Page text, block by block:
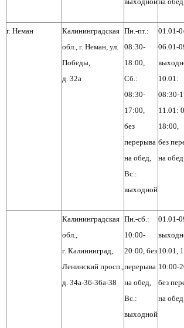
г. Неман
Калининградская
обл., г. Неман, ул.
Победы,
д. 32а
Пн.-пт.:
08:30-
18:00,
Сб.:
08:30-
17:00,
без
перерыва
на обед,
Вс.:
выходной
01.01-
06.01-
10.01:
08:30-
11.01:
18:00,
без
на обед
Калининградская
обл.,
г. Калининград,
Ленинский просп.,
д. 34а-36-36а-38
Пн.-сб.:
10:00-
20:00, без
перерыва
на обед,
Вс.:
выходной
01.01-
10.01,
10:00-
без
на обед